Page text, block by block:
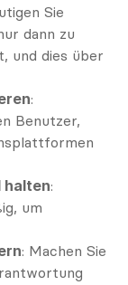
Sie
dann zu
und dies über
:
Benutzer,
halten:
um
: Machen Sie